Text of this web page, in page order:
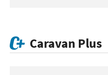
Caravan Plus